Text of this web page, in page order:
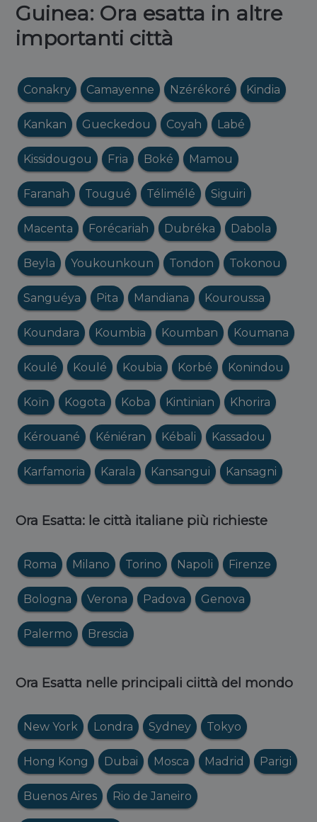
Guinea: Ora esatta in altre
importanti città
Conakry Camayenne Nzérékoré Kindia
Kankan Gueckedou Coyah Labé
Kissidougou Fria Boké Mamou
Faranah Tougué Télimélé Siguiri
Macenta Forécariah Dubréka Dabola
Beyla Youkounkoun Tondon Tokonou
Sanguéya Pita Mandiana Kouroussa
Koundara Koumbia Koumban Koumana
Koulé Koulé Koubia Korbé Konindou
Koïn Kogota Koba Kintinian Khorira
Kérouané Kéniéran Kébali Kassadou
Karfamoria Karala Kansangui Kansagni
Ora Esatta: le città italiane più richieste
Roma Milano Torino Napoli Firenze
Bologna Verona Padova Genova
Palermo Brescia
Ora Esatta nelle principali ciittà del mondo
New York Londra Sydney Tokyo
Hong Kong Dubai Mosca Madrid Parigi
Buenos Aires Rio de Janeiro